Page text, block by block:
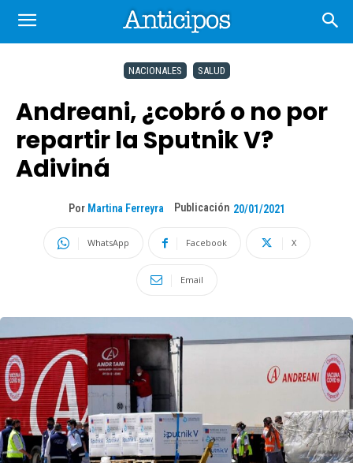
NACIONALES SALUD
Andreani, ¿cobró o no por
repartir la Sputnik V?
Adiviná
Por Martina Ferreyra Publicación 20/01/2021
WhatsApp Facebook X
Email